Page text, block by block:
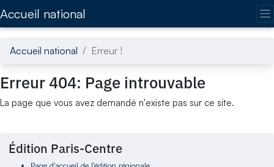
Accueil national
Accueil national Erreur !
Erreur 404: Page introuvable
La page que vous avez demandé n'existe pas sur ce site.
Édition Paris-Centre